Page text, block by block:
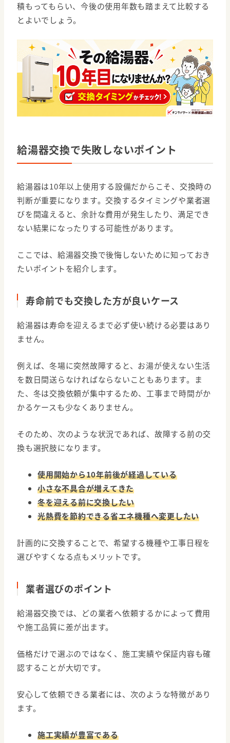
積もってもらい、今後の使用年数も踏まえて比較する
とよいでしょう。
給湯器交換で失敗しないポイント
給湯器は10年以上使用する設備だからこそ、交換時の
判断が重要になります。交換するタイミングや業者選
びを間違えると、余計な費用が発生したり、満足でき
ない結果になったりする可能性があります。
ここでは、給湯器交換で後悔しないために知っておき
たいポイントを紹介します。
寿命前でも交換した方が良いケース
給湯器は寿命を迎えるまで必ず使い続ける必要はあり
ません。
例えば、冬場に突然故障すると、お湯が使えない生活
を数日間送らなければならないこともあります。ま
た、冬は交換依頼が集中するため、工事まで時間がか
かるケースも少なくありません。
そのため、次のような状況であれば、故障する前の交
換も選択肢になります。
使用開始から10年前後が経過している
小さな不具合が増えてきた
冬を迎える前に交換したい
光熱費を節約できる省エネ機種へ変更したい
計画的に交換することで、希望する機種や工事日程を
選びやすくなる点もメリットです。
業者選びのポイント
給湯器交換では、どの業者へ依頼するかによって費用
や施工品質に差が出ます。
価格だけで選ぶのではなく、施工実績や保証内容も確
認することが大切です。
安心して依頼できる業者には、次のような特徴があり
ます。
施工実績が豊富である